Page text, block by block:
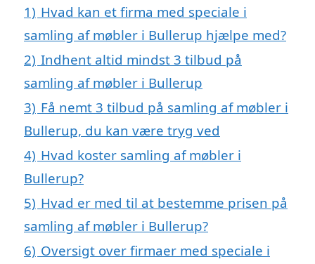
1) Hvad kan et firma med speciale i
samling af møbler i Bullerup hjælpe med?
2) Indhent altid mindst 3 tilbud på
samling af møbler i Bullerup
3) Få nemt 3 tilbud på samling af møbler i
Bullerup, du kan være tryg ved
4) Hvad koster samling af møbler i
Bullerup?
5) Hvad er med til at bestemme prisen på
samling af møbler i Bullerup?
6) Oversigt over firmaer med speciale i